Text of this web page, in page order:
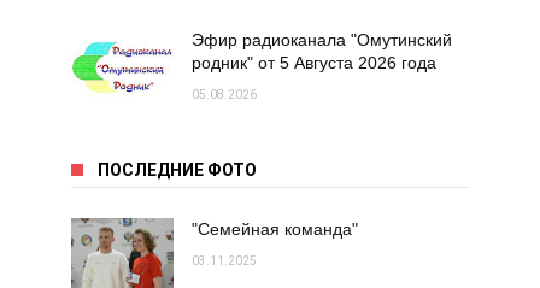
Эфир радиоканала "Омутинский
родник" от 5 Августа 2026 года
05.08.2026
ПОСЛЕДНИЕ ФОТО
"Семейная команда"
03.11.2025